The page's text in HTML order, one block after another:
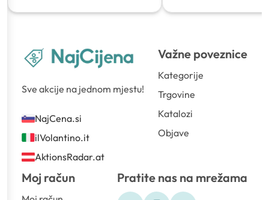
Sve akcije na jednom mjestu!
NajCena.si
ilVolantino.it
AktionsRadar.at
Važne poveznice
Kategorije
Trgovine
Katalozi
Objave
Moj račun Pratite nas na mrežama